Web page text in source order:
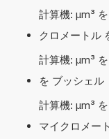
計算機: µm³
クロメートル
計算機: µm³
を ブッシェル
計算機: µm³
マイクロメー